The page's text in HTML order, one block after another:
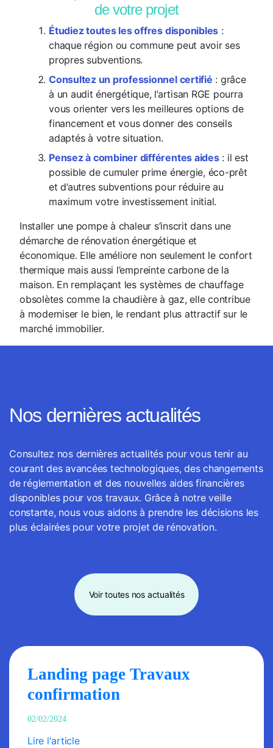
de votre projet
Étudiez toutes les offres disponibles :
chaque région ou commune peut avoir ses
propres subventions.
Consultez un professionnel certifié : grâce
à un audit énergétique, l’artisan RGE pourra
vous orienter vers les meilleures options de
financement et vous donner des conseils
adaptés à votre situation.
Pensez à combiner différentes aides: il est
possible de cumuler prime énergie, éco-prêt
et d’autres subventions pour réduire au
maximum votre investissement initial.
Installer une pompe à chaleur s’inscrit dans une
démarche de rénovation énergétique et
économique. Elle améliore non seulement le confort
thermique mais aussi l’empreinte carbone de la
maison. En remplaçant les systèmes de chauffage
obsolètes comme la chaudière à gaz, elle contribue
à moderniser le bien, le rendant plus attractif sur le
marché immobilier.
Nos dernières actualités
Consultez nos dernières actualités pour vous tenir au
courant des avancées technologiques, des changements
de réglementation et des nouvelles aides financières
disponibles pour vos travaux. Grâce à notre veille
constante, nous vous aidons à prendre les décisions les
plus éclairées pour votre projet de rénovation.
Voir toutes nos actualités
Landing page Travaux
confirmation
02/02/2024
Lire l'article